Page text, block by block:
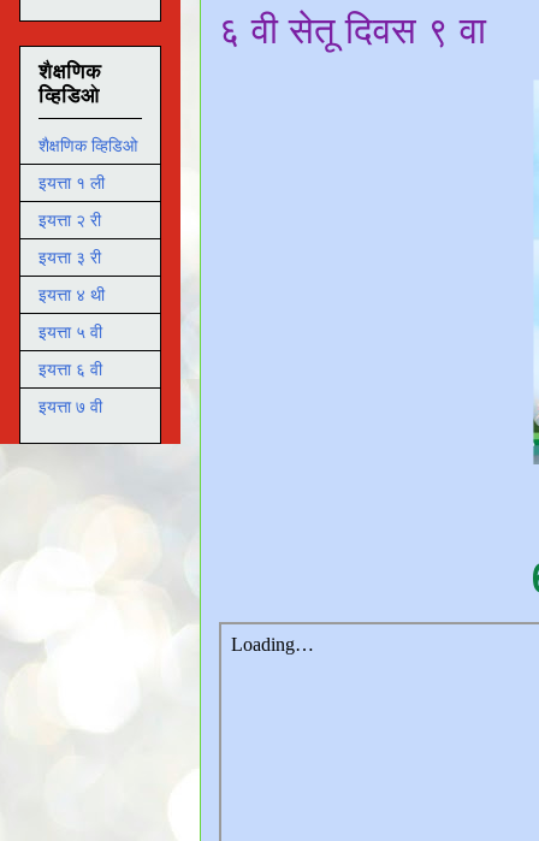
६ वी सेतू दिवस ९ वा
शैक्षणिक
व्हिडिओ
शैक्षणिक व्हिडिओ
इयत्ता १ ली
इयत्ता २ री
इयत्ता ३ री
इयत्ता ४ थी
इयत्ता ५ वी
इयत्ता ६ वी
इयत्ता ७ वी